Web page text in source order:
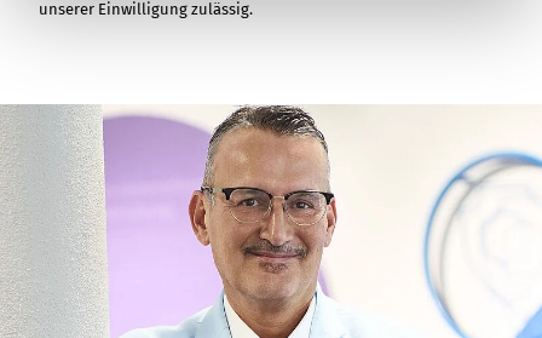
unserer Einwilligung zulässig.